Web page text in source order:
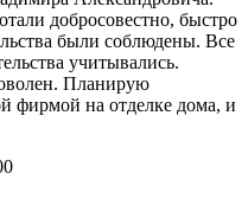
добросовестно, быстро
были соблюдены. Все
учитывались.
Планирую
фирмой на отделке дома, и